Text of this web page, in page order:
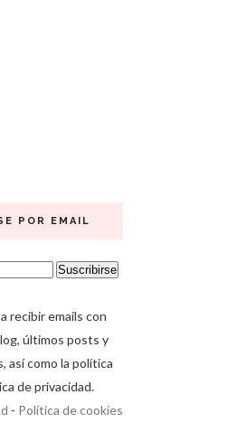
POR EMAIL
recibir emails con
últimos posts y
así como la política
de privacidad.
- Política de cookies